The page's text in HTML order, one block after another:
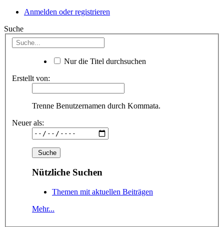
Anmelden oder registrieren
Suche
Nur die Titel durchsuchen
Erstellt von:
Trenne Benutzernamen durch Kommata.
Neuer als:
Nützliche Suchen
Themen mit aktuellen Beiträgen
Mehr...